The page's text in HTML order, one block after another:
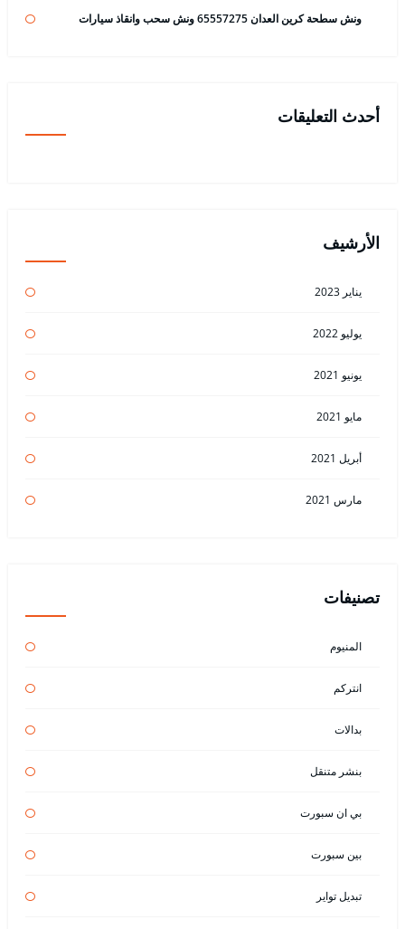
ونش سطحة كرين العدان 65557275 ونش سحب وانقاذ سيارات
أحدث التعليقات
الأرشيف
يناير 2023
يوليو 2022
يونيو 2021
مايو 2021
أبريل 2021
مارس 2021
تصنيفات
المنيوم
انتركم
بدالات
بنشر متنقل
بي ان سبورت
بين سبورت
تبديل تواير